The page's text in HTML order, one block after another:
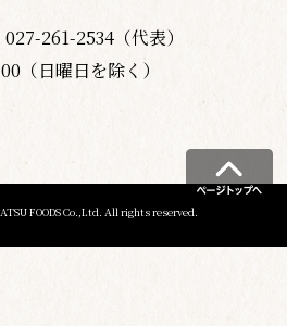
261-2534（代表）
（日曜日を除く）
FOODS Co.,Ltd. All rights reserved.